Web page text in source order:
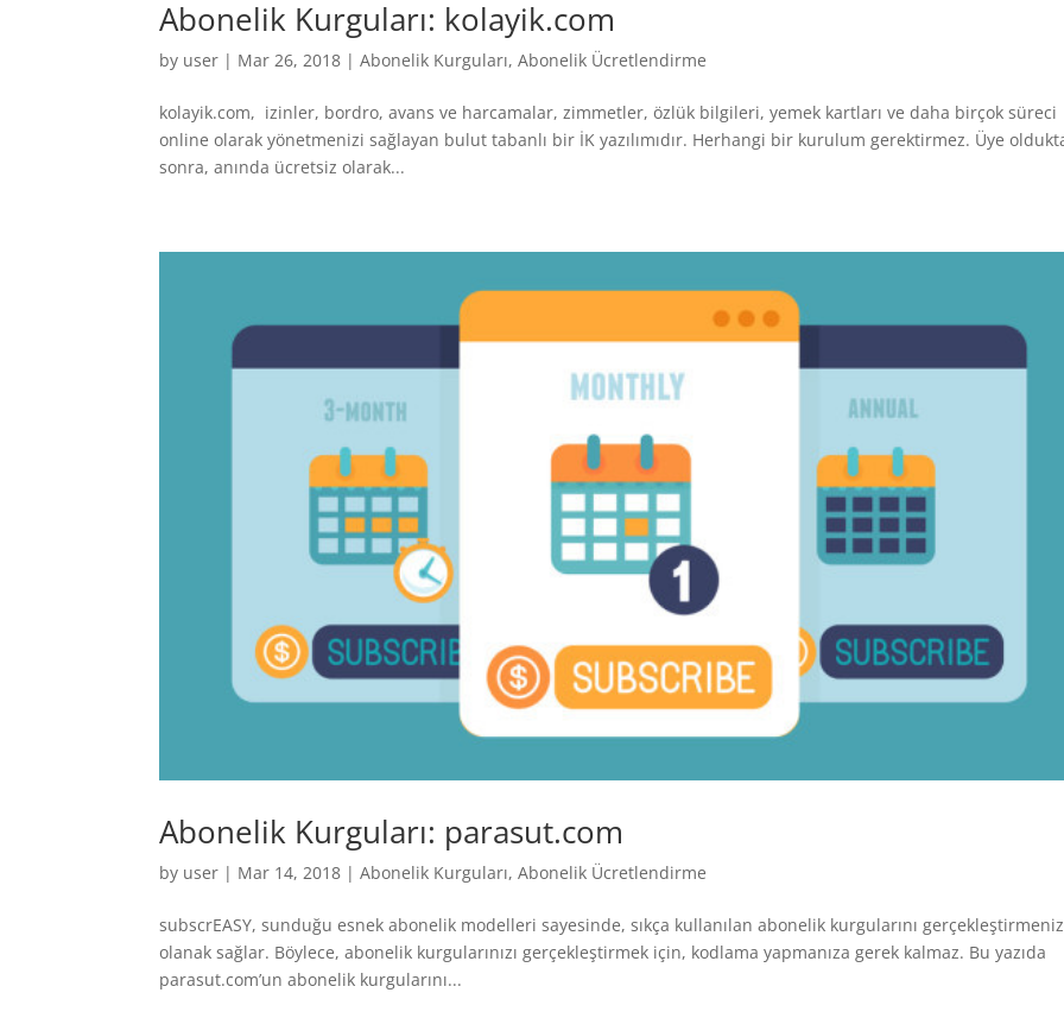
Abonelik Kurguları: kolayik.com
by user | Mar 26, 2018 |Abonelik Kurguları,Abonelik Ücretlendirme
kolayik.com, izinler, bordro, avans ve harcamalar, zimmetler, özlük bilgileri, yemek kartları ve daha birçok süreci
online olarak yönetmenizi sağlayan bulut tabanlı bir İK yazılımıdır. Herhangi bir kurulum gerektirmez. Üye
sonra, anında ücretsiz olarak...
Abonelik Kurguları: parasut.com
by user | Mar 14, 2018 |Abonelik Kurguları,Abonelik Ücretlendirme
subscrEASY, sunduğu esnek abonelik modelleri sayesinde, sıkça kullanılan abonelik kurgularını
olanak sağlar. Böylece, abonelik kurgularınızı gerçekleştirmek için, kodlama yapmanıza gerek kalmaz. Bu yazıda
parasut.com’un abonelik kurgularını...